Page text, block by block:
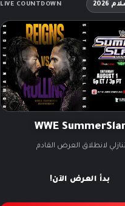
2026
LIVE COUNTDOWN
WWE
لانطلاق العرض القادم
بدأ العرض الآن!